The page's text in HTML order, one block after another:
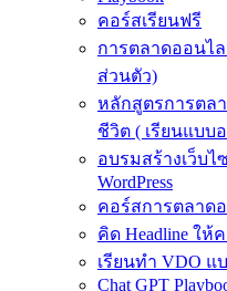
คอร์สเรียนฟรี
การตลาดออนไ
ส่วนตัว)
หลักสูตรการตล
ชีวิต ( เรียนแบบ
อบรมสร้างเว็บ
WordPress
คอร์สการตลาด
คิด Headline ใ
เรียนทำ VDO แ
Chat GPT